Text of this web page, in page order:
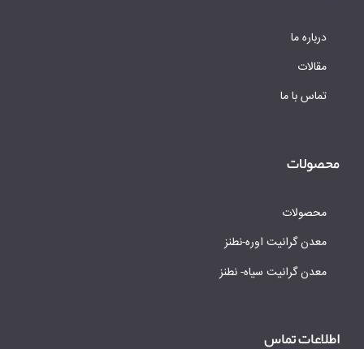
درباره ما
مقالات
تماس با ما
محصولات
محصولات
معدن گرانیت اوره-نطنز
معدن گرانیت سیاه- نطنز
اطلاعات تماس